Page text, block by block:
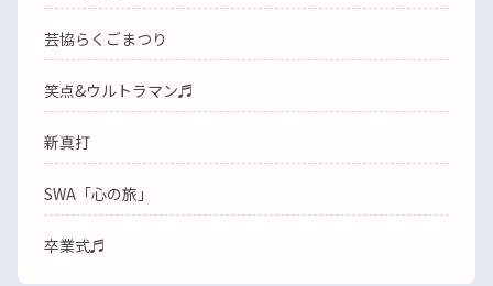
芸協らくごまつり
笑点&ウルトラマン♬
新真打
SWA「心の旅」
卒業式♬